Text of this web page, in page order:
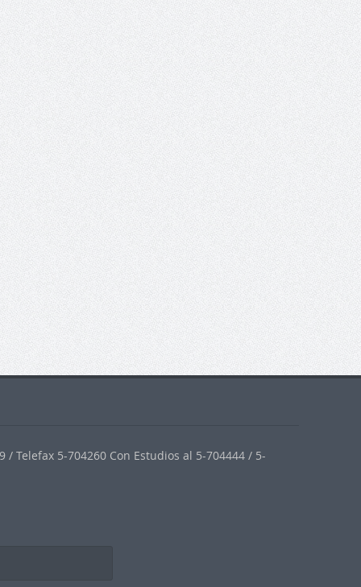
Telefax 5-704260 Con Estudios al 5-704444 / 5-